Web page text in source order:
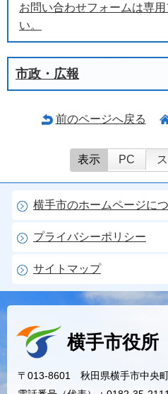
お問い合わせフォームは専
い。
市政・広報
前のページへ戻る
表示 PC
横手市のホームページに
プライバシーポリシー
サイトマップ
横手市役所
〒013-8601 秋田県横手市中央